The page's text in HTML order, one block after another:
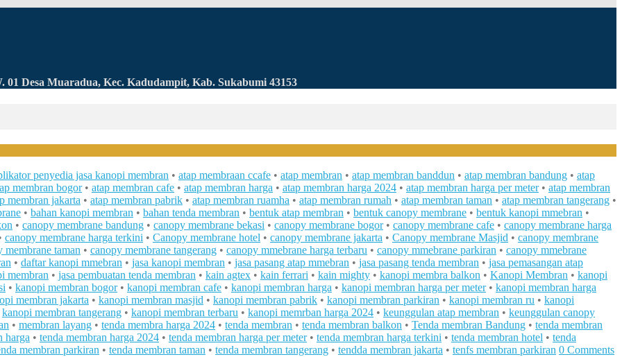
Desa Muaradua, Kec. Kadudampit, Kab. Sukabumi 43153
penyedia jasa kanopi membran • atap membraan ccafe • atap membran • atap membran banddun • atap membran bandung • atap
membran bogor• atap membran cafe • atap membran harga • atap membran harga 2024 • atap membran harga per meter• atap membran
membran jakarta • atap membran pabrik • atap membran ruamha • atap membran rumah • atap membran taman • atap membran tangerang •
• bahan kanopi membran • bahan tenda membran • bentuk atap membran • bentuk canopy membrane • bentuk kanopi mmebran •
• canopy membrane bandung • canopy membrane bekasi • canopy membrane bogor• canopy membrane cafe • canopy membrane harga
canopy membrane harga terkini • Canopy membrane hotel • canopy membrane jakarta • Canopy membrane Masjid • canopy membrane
membrane taman • canopy membrane tangerang • canopy mmebrane harga terbaru • canopy mmebrane parkiran • canopy mmebrane
• daftar kanopi mmebran • jasa kanopi membran • jasa pasang atap mmebran • jasa pasang tenda membran • jasa pemasangan atap
membran • jasa pembuatan tenda membran • kain agtex • kain ferrari • kain mighty • kanopi membra balkon • Kanopi Membran • kanopi
• kanopi membran bogor• kanopi membran cafe • kanopi membran harga • kanopi membran harga per meter• kanopi membran harga
membran jakarta • kanopi membran masjid • kanopi membran pabrik • kanopi membran parkiran • kanopi membran ru • kanopi
kanopi membran tangerang • kanopi membran terbaru • kanopi memrban harga 2024 • keunggulan atap membran • keunggulan canopy
• membran layang • tenda membra harga 2024 • tenda membran • tenda membran balkon • Tenda membran Bandung • tenda membran
harga • tenda membran harga 2024 • tenda membran harga per meter• tenda membran harga terkini • tenda membran hotel • tenda
membran parkiran • tenda membran taman • tenda membran tangerang • tendda membran jakarta • tenfs membran parkiran 0 Comments